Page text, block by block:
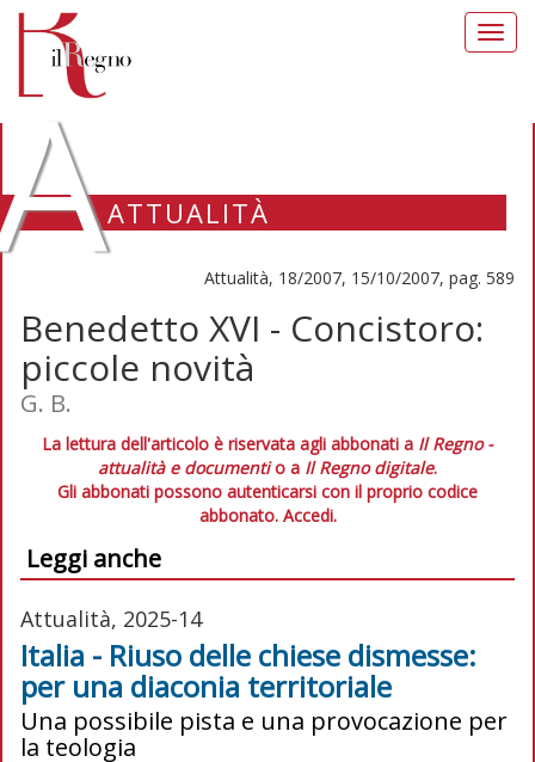
ATTUALITÀ
Attualità, 18/2007, 15/10/2007, pag. 589
Benedetto XVI - Concistoro:
piccole novità
G. B.
La lettura dell'articolo è riservata agli abbonati a Il Regno -
attualità e documentio a Il Regno digitale.
Gli abbonati possono autenticarsi con il proprio codice
abbonato. Accedi.
Leggi anche
Attualità, 2025-14
Italia - Riuso delle chiese dismesse:
per una diaconia territoriale
Una possibile pista e una provocazione per
la teologia